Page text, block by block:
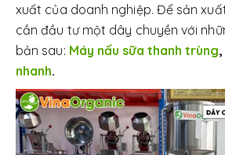
xuất của doanh nghiệp. Để sản
cần đầu tư một dây chuyền với
bản sau: Máy nấu sữa thanh trùng,
nhanh.